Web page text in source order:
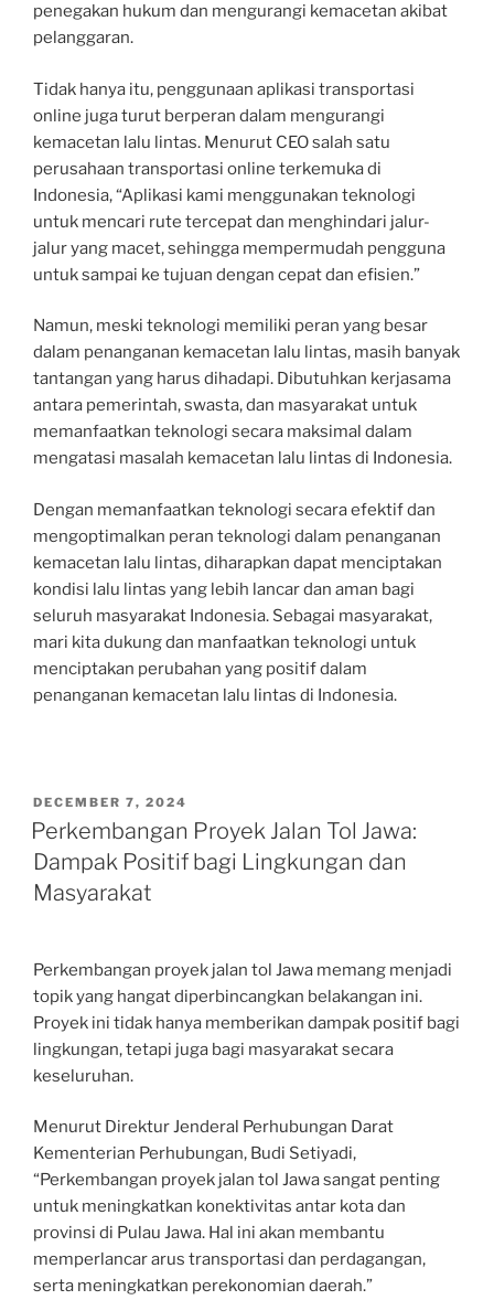
penegakan hukum dan mengurangi kemacetan akibat
pelanggaran.
Tidak hanya itu, penggunaan aplikasi transportasi
online juga turut berperan dalam mengurangi
kemacetan lalu lintas. Menurut CEO salah satu
perusahaan transportasi online terkemuka di
Indonesia, “Aplikasi kami menggunakan teknologi
untuk mencari rute tercepat dan menghindari jalur-
jalur yang macet, sehingga mempermudah pengguna
untuk sampai ke tujuan dengan cepat dan efisien.”
Namun, meski teknologi memiliki peran yang besar
dalam penanganan kemacetan lalu lintas, masih banyak
tantangan yang harus dihadapi. Dibutuhkan kerjasama
antara pemerintah, swasta, dan masyarakat untuk
memanfaatkan teknologi secara maksimal dalam
mengatasi masalah kemacetan lalu lintas di Indonesia.
Dengan memanfaatkan teknologi secara efektif dan
mengoptimalkan peran teknologi dalam penanganan
kemacetan lalu lintas, diharapkan dapat menciptakan
kondisi lalu lintas yang lebih lancar dan aman bagi
seluruh masyarakat Indonesia. Sebagai masyarakat,
mari kita dukung dan manfaatkan teknologi untuk
menciptakan perubahan yang positif dalam
penanganan kemacetan lalu lintas di Indonesia.
POSTED
ON
DECEMBER 7, 2024
Perkembangan Proyek Jalan Tol Jawa:
Dampak Positif bagi Lingkungan dan
Masyarakat
Perkembangan proyek jalan tol Jawa memang menjadi
topik yang hangat diperbincangkan belakangan ini.
Proyek ini tidak hanya memberikan dampak positif bagi
lingkungan, tetapi juga bagi masyarakat secara
keseluruhan.
Menurut Direktur Jenderal Perhubungan Darat
Kementerian Perhubungan, Budi Setiyadi,
“Perkembangan proyek jalan tol Jawa sangat penting
untuk meningkatkan konektivitas antar kota dan
provinsi di Pulau Jawa. Hal ini akan membantu
memperlancar arus transportasi dan perdagangan,
serta meningkatkan perekonomian daerah.”